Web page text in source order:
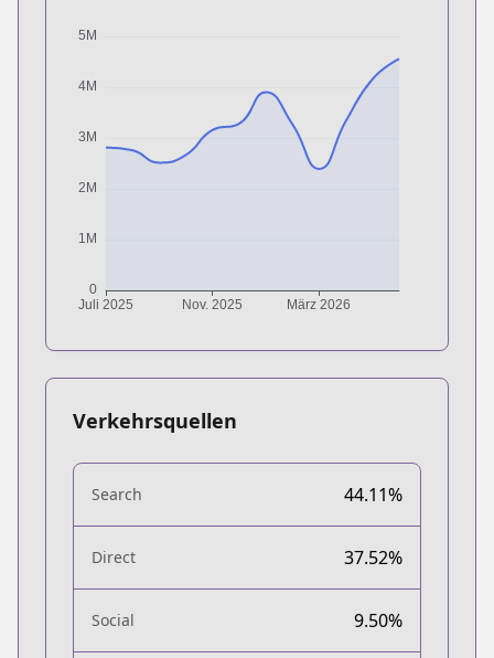
Verkehrsquellen
Search 44.11%
Direct 37.52%
Social 9.50%